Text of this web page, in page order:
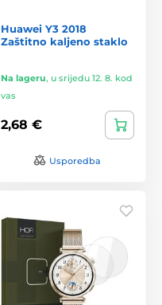
Huawei Y3 2018
Zaštitno kaljeno staklo
Na lageru, u srijedu 12. 8. kod
vas
2,68 €
Usporedba